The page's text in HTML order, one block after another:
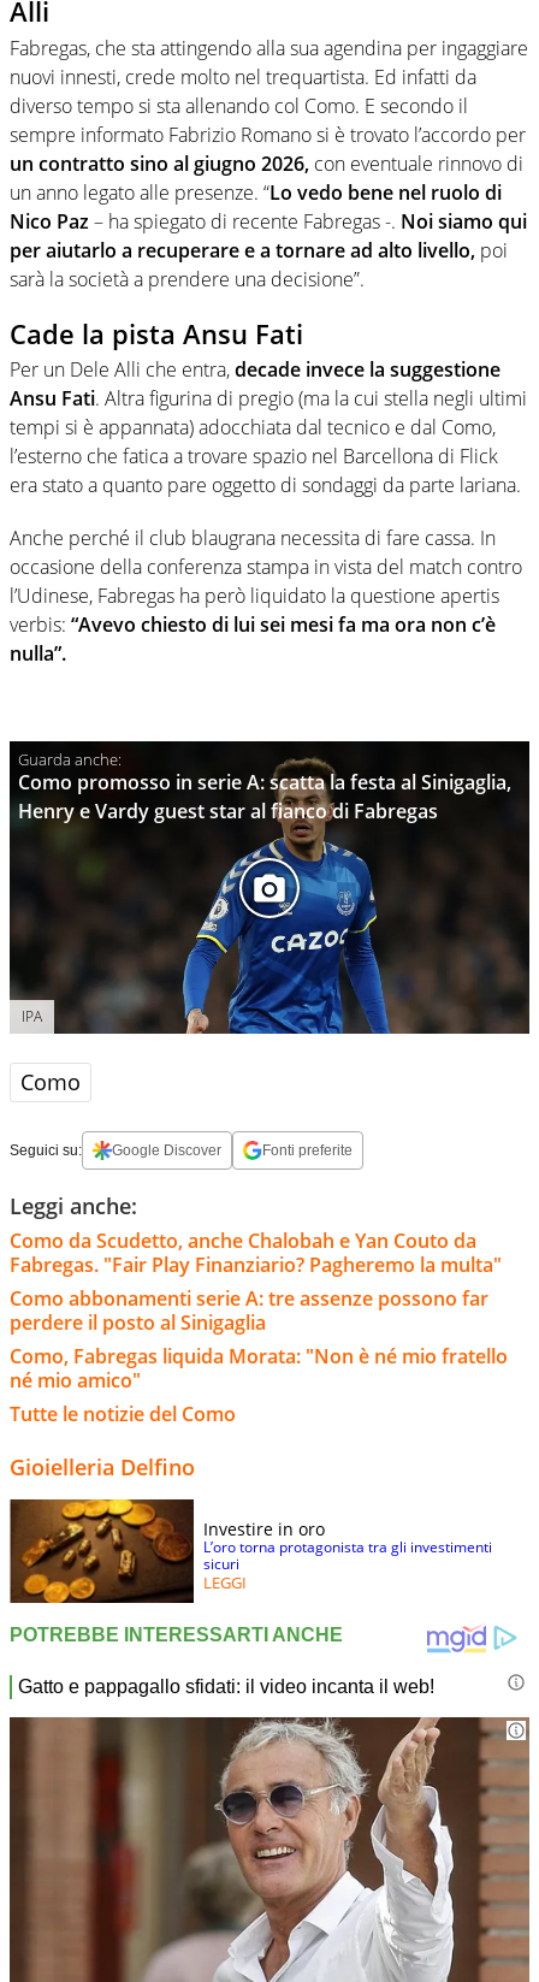
Alli
Fabregas, che sta attingendo alla sua agendina per ingaggiare
nuovi innesti, crede molto nel trequartista. Ed infatti da
diverso tempo si sta allenando col Como. E secondo il
sempre informato Fabrizio Romano si è trovato l’accordo per
un contratto sino al giugno 2026, con eventuale rinnovo di
un anno legato alle presenze. “Lo vedo bene nel ruolo di
Nico Paz– ha spiegato di recente Fabregas -. Noi siamo qui
per aiutarlo a recuperare e a tornare ad alto livello, poi
sarà la società a prendere una decisione”.
Cade la pista Ansu Fati
Per un Dele Alli che entra,decade invece la suggestione
Ansu Fati. Altra figurina di pregio (ma la cui stella negli ultimi
tempi si è appannata) adocchiata dal tecnico e dal Como,
l’esterno che fatica a trovare spazio nel Barcellona di Flick
era stato a quanto pare oggetto di sondaggi da parte lariana.
Anche perché il club blaugrana necessita di fare cassa. In
occasione della conferenza stampa in vista del match contro
l’Udinese, Fabregas ha però liquidato la questione apertis
verbis: “Avevo chiesto di lui sei mesi fa ma ora non c’è
nulla”.
Como promosso in serie A: scatta la festa al Sinigaglia,
Henry e Vardy guest star al fianco di Fabregas
IPA
Como
Seguici su: Google Discover Fonti preferite
Leggi anche:
Como da Scudetto, anche Chalobah e Yan Couto da
Fabregas. "Fair Play Finanziario? Pagheremo la multa"
Como abbonamenti serie A: tre assenze possono far
perdere il posto al Sinigaglia
Como, Fabregas liquida Morata: "Non è né mio fratello
né mio amico"
Tutte le notizie del Como
Gioielleria Delfino
Investire in oro
L’oro torna protagonista tra gli investimenti
sicuri
LEGGI